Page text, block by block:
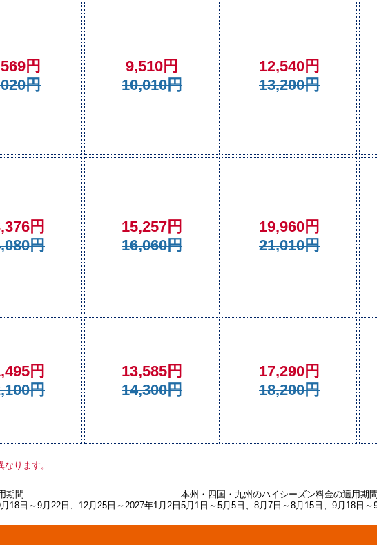
円
円
9,510円
10,010円
12,540円
13,200円
円
円
15,257円
16,060円
19,960円
21,010円
円
円
13,585円
14,300円
17,290円
18,200円
ります。
期間
本州・四国・九州のハイシーズン料金の適用期間
18日～9月22日、12月25日～2027年1月2日5月1日～5月5日、8月7日～8月15日、9月18日